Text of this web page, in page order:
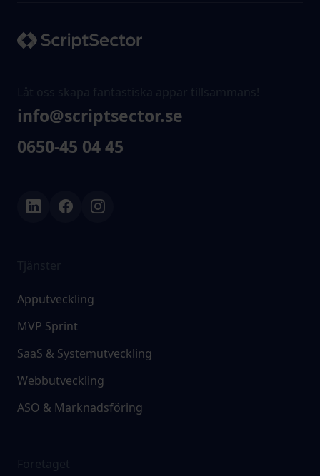
info@scriptsector.se
0650-45 04 45
Apputveckling
MVP Sprint
SaaS & Systemutveckling
Webbutveckling
ASO & Marknadsföring